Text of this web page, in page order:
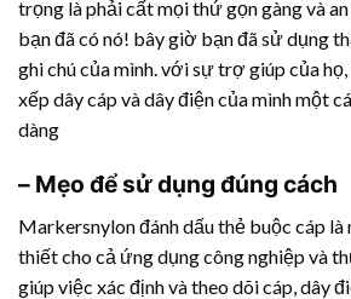
trọng là phải cất mọi thứ gọn gàng và
bạn đã có nó! bây giờ bạn đã sử dụng
ghi chú của mình. với sự trợ giúp của
xếp dây cáp và dây điện của mình một
dàng
– Mẹo để sử dụng đúng cách
Markersnylon đánh dấu thẻ buộc cáp là
thiết cho cả ứng dụng công nghiệp và
giúp việc xác định và theo dõi cáp, dây